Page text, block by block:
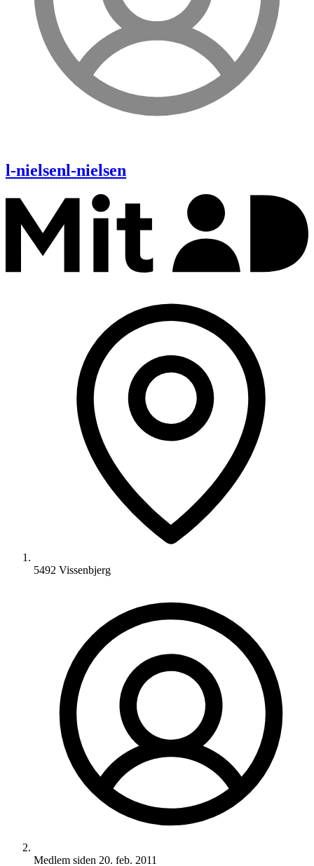
l-nielsenl-nielsen
5492 Vissenbjerg
Medlem siden 20. feb. 2011